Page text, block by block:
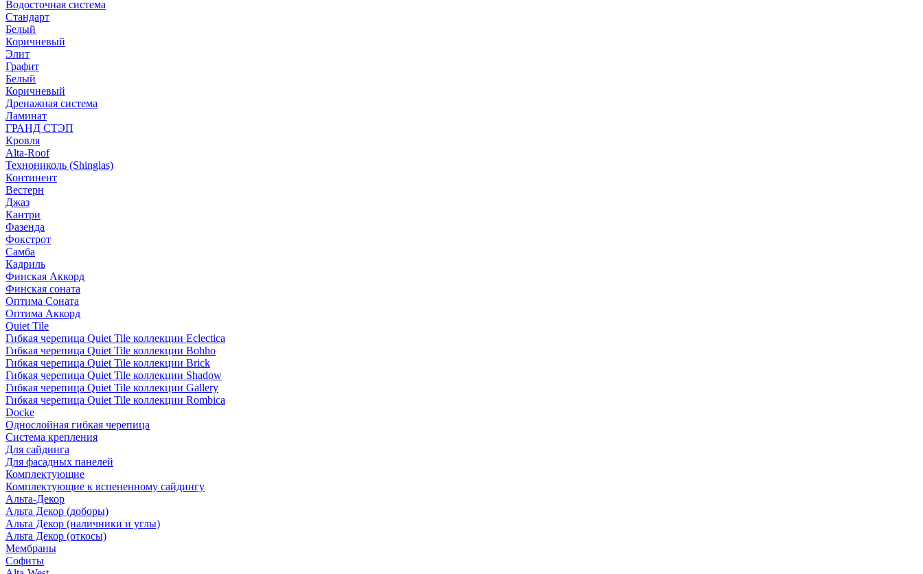
Водосточная система
Стандарт
Белый
Коричневый
Элит
Графит
Белый
Коричневый
Дренажная система
Ламинат
ГРАНД СТЭП
Кровля
Alta-Roof
Технониколь (Shinglas)
Континент
Вестерн
Джаз
Кантри
Фазенда
Фокстрот
Самба
Кадриль
Финская Аккорд
Финская соната
Оптима Соната
Оптима Аккорд
Quiet Tile
Гибкая черепица Quiet Tile коллекции Eclectica
Гибкая черепица Quiet Tile коллекции Bohho
Гибкая черепица Quiet Tile коллекции Brick
Гибкая черепица Quiet Tile коллекции Shadow
Гибкая черепица Quiet Tile коллекции Gallery
Гибкая черепица Quiet Tile коллекции Rombica
Docke
Однослойная гибкая черепица
Система крепления
Для сайдинга
Для фасадных панелей
Комплектующие
Комплектующие к вспененному сайдингу
Альта-Декор
Альта Декор (доборы)
Альта Декор (наличники и углы)
Альта Декор (откосы)
Мембраны
Софиты